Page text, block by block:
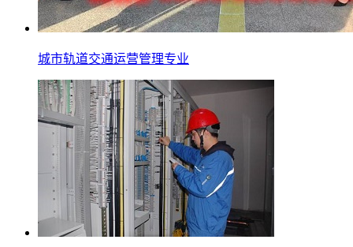
城市轨道交通运营管理专业